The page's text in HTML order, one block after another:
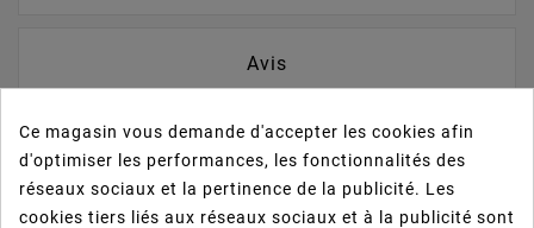
Avis
- Ideales para cualquier tipo de negocio:
cafeterías, heladerías, bares, restaurantes,
negocios fast-food...
Ce magasin vous demande d'accepter les cookies afin
d'optimiser les performances, les fonctionnalités des
réseaux sociaux et la pertinence de la publicité. Les
cookies tiers liés aux réseaux sociaux et à la publicité sont